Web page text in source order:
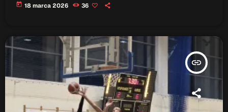
Upcoming shows
Serwis Informacyjny
14:00 - 14:05
Gdzie TymRazem?
17:00 - 17:05
today 18 marca 2026 36
insert_link